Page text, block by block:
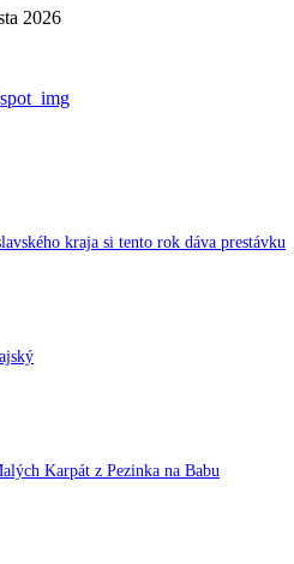
2026
kraja si tento rok dáva prestávku
Karpát z Pezinka na Babu